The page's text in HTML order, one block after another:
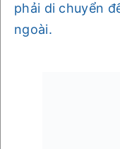
phải di chuyển
ngoài.